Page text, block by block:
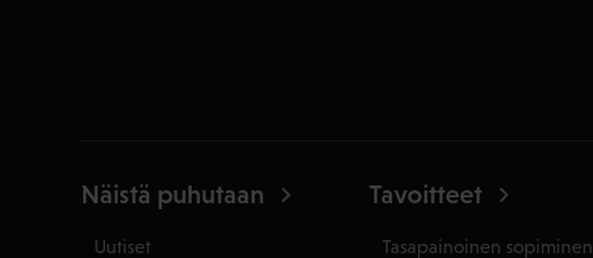
Näistä puhutaan
Uutiset
Tavoitteet
Tasapainoinen sopiminen